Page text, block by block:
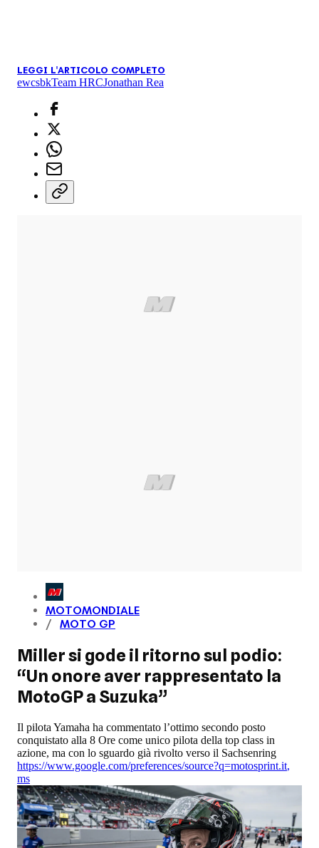
LEGGI L'ARTICOLO COMPLETO
ewcsbkTeam HRCJonathan Rea
MOTOMONDIALE
MOTO GP
Miller si gode il ritorno sul podio:
“Un onore aver rappresentato la
MotoGP a Suzuka”
Il pilota Yamaha ha commentato l’ottimo secondo posto
conquistato alla 8 Ore come unico pilota della top class in
azione, ma con lo sguardo già rivolto verso il Sachsenring
https://www.google.com/preferences/source?q=motosprint.it,
ms